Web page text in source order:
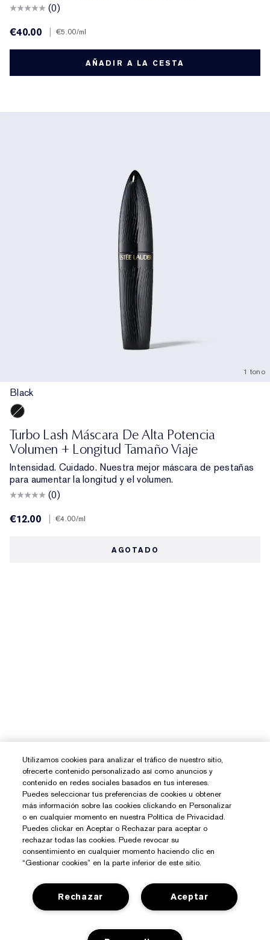
(0)
€40.00
€5.00/ml
AÑADIR A LA CESTA
1 tono
Black
Turbo Lash Máscara De Alta Potencia
Volumen + Longitud Tamaño Viaje
Intensidad. Cuidado. Nuestra mejor máscara de pestañas
para aumentar la longitud y el volumen.
(0)
€12.00
€4.00/ml
AGOTADO
¿Necesitas Ayuda?
Utilizamos cookies para analizar el tráfico de nuestro sitio,
ofrecerte contenido personalizado así como anuncios y
contenido en redes sociales basados en tus intereses.
Puedes seleccionar tus preferencias de cookies u obtener
más información sobre las cookies clickando en Personalizar
o en cualquier momento en nuestra Política de Privacidad.
Puedes clickar en Aceptar o Rechazar para aceptar o
rechazar todas las cookies. Puede revocar su
consentimiento en cualquier momento haciendo clic en
“Gestionar cookies” en la parte inferior de este sitio.
Aceptar
Rechazar